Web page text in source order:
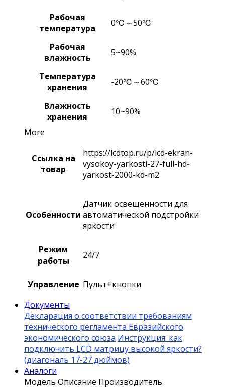
Рабочая
температура
0℃～50℃
Рабочая
влажность
5~90%
Температура
хранения
-20℃～60℃
Влажность
хранения
10~90%
More
Ссылка на
товар
https://lcdtop.ru/p/lcd-ekran-
vysokoy-yarkosti-27-full-hd-
yarkost-2000-kd-m2
Особенности
Датчик освещенности для
автоматической подстройки
яркости
Режим
работы
24/7
Управление Пульт+кнопки
Документы
Декларация о соответствии требованиям
технического регламента Евразийского
экономического союза Инструкция: как
подключить LCD матрицу высокой яркости?
(диагональ 17-27 дюймов)
Аналоги
Модель Описание Производитель